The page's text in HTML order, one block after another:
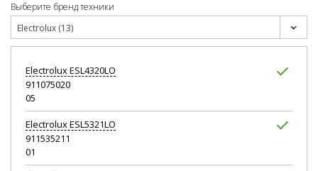
Выберите бренд техники
Electrolux (13)
ElectroluxESL4320LO
911075020
05
ElectroluxESL5321LO
911535211
01